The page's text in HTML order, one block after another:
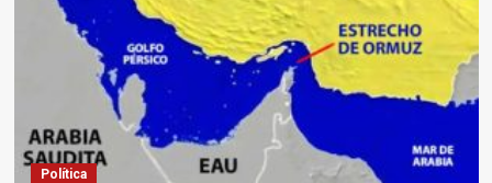
con
EE.
UU.
Política